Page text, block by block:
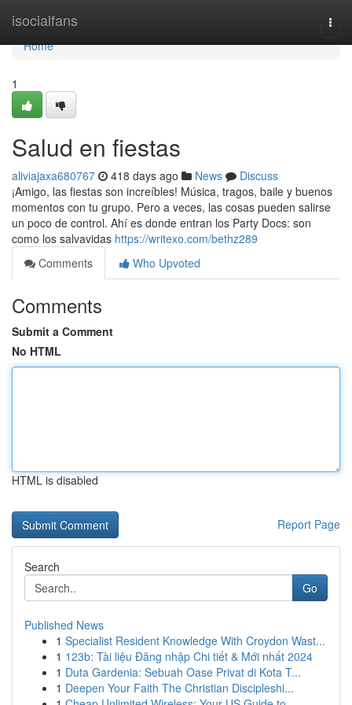
isocialfans
Home
Home
1
Salud en fiestas
aliviajaxa680767 418 days ago News
Discuss
¡Amigo, las fiestas son increíbles! Música, tragos, baile y buenos
momentos con tu grupo. Pero a veces, las cosas pueden salirse
un poco de control. Ahí es donde entran los Party Docs: son
como los salvavidas https://writexo.com/bethz289
Comments
Who Upvoted
Comments
Submit a Comment
No HTML
HTML is disabled
Report Page
Search
Go
Published News
1 Specialist Resident Knowledge With Croydon Wast...
1 123b: Tài liệu Đăng nhập Chi tiết & Mới nhất 2024
1 Duta Gardenia: Sebuah Oase Privat di Kota T...
1 Deepen Your Faith The Christian Discipleshi...